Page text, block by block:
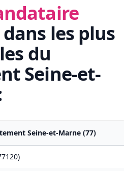
dans les plus
du
Seine-et-
Seine-et-Marne (77)
)